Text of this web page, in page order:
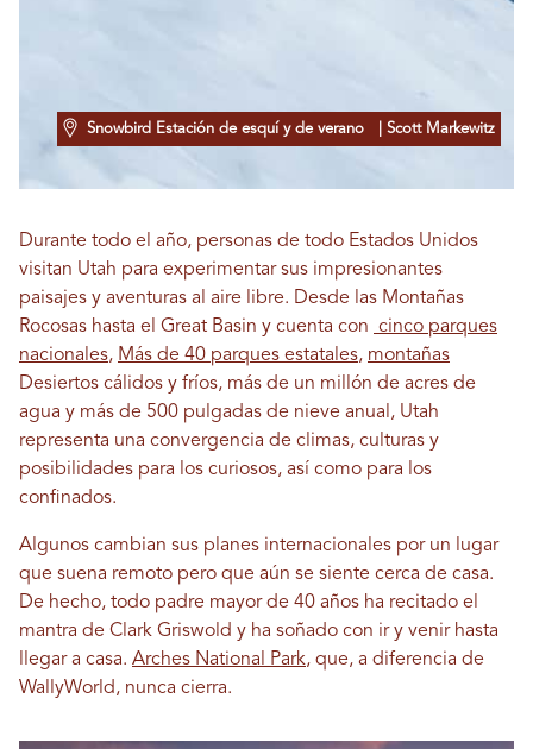
Snowbird Estación de esquí y de verano | Scott Markewitz
Durante todo el año, personas de todo Estados Unidos
visitan Utah para experimentar sus impresionantes
paisajes y aventuras al aire libre. Desde las Montañas
Rocosas hasta el Great Basin y cuenta con cinco parques
nacionales, Más de 40 parques estatales, montañas
Desiertos cálidos y fríos, más de un millón de acres de
agua y más de 500 pulgadas de nieve anual, Utah
representa una convergencia de climas, culturas y
posibilidades para los curiosos, así como para los
confinados.
Algunos cambian sus planes internacionales por un lugar
que suena remoto pero que aún se siente cerca de casa.
De hecho, todo padre mayor de 40 años ha recitado el
mantra de Clark Griswold y ha soñado con ir y venir hasta
llegar a casa. Arches National Park, que, a diferencia de
WallyWorld, nunca cierra.